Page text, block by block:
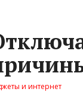
и интернет